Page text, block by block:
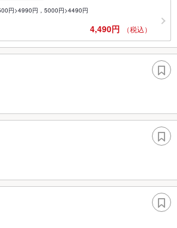
円>4990円，5000円>4490円
4,490円 （税込）